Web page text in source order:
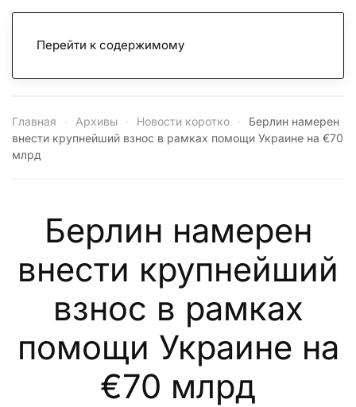
Перейти к содержимому
Главная Архивы Новости коротко
Берлин намерен
внести крупнейший взнос в рамках помощи Украине на €70
млрд
Берлин намерен
внести крупнейший
взнос в рамках
помощи Украине на
€70 млрд